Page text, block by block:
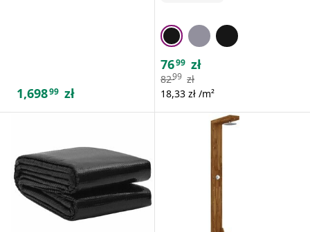
1,69899 zł
7699 zł
8299 zł
18,33 zł /m²